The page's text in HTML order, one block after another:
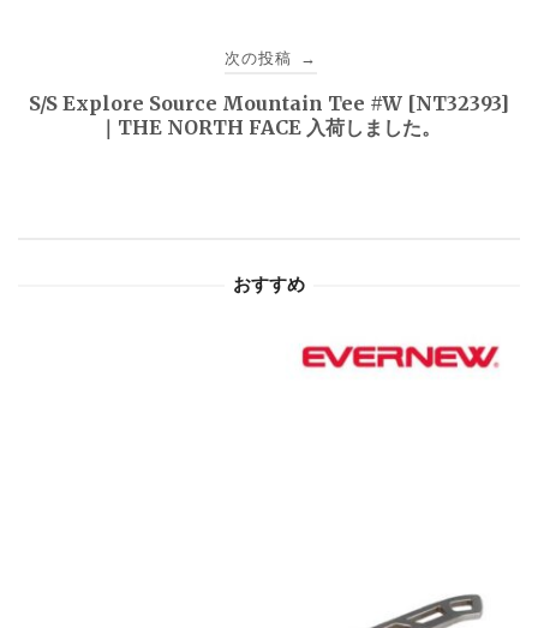
ゲ
次の投稿 →
S/S Explore Source Mountain Tee #W [NT32393]
｜THE NORTH FACE 入荷しました。
おすすめ